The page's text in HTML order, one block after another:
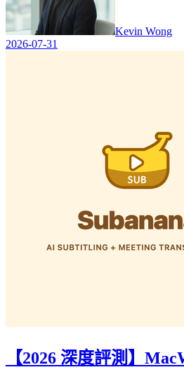
Kevin Wong
2026-07-31
【2026 深度評測】